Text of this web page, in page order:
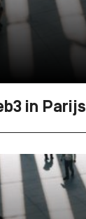
in Parijs